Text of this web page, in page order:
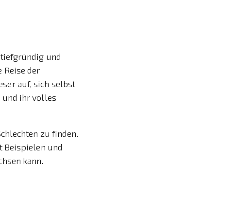
und
Reise der
auf, sich selbst
und ihr volles
zu finden.
Beispielen und
kann.